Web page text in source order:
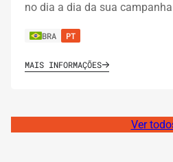
no dia a dia da sua
BRA PT
MAIS INFORMAÇÕES
Ver